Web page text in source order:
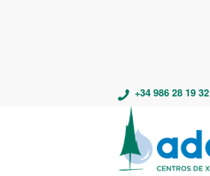
+34 986 28 19 32